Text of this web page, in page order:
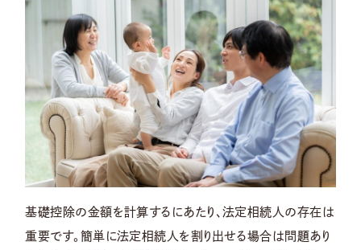
基礎控除の金額を計算するにあたり、法定相続人の存在は
重要です。簡単に法定相続人を割り出せる場合は問題あり